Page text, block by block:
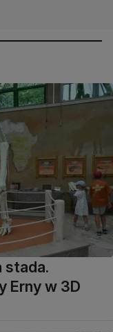
stada.
Erny w 3D